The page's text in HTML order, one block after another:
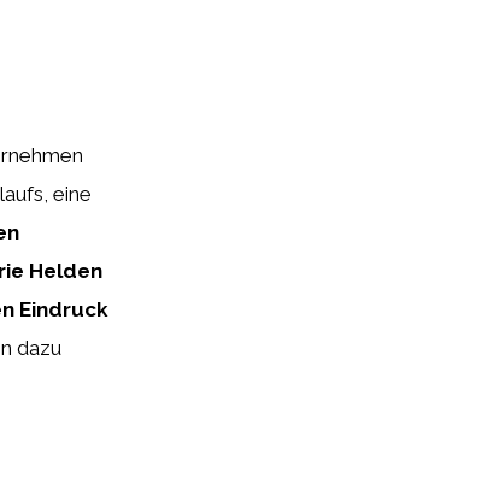
eine
Helden
Eindruck
dazu